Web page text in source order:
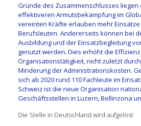
Gründe des Zusammenschlusses
effektiveren Armutsbekämpfung im
vereinten Kräfte erlauben mehr
Berufsleuten. Andererseits können bei
Ausbildung und der Einsatzbegleitung
genutzt werden. Dies erhöht die
Organisationstätigkeit, nicht zuletzt
Minderung der Administrationskosten.
sich ab 2020 rund 110 Fachleute im
Schweiz ist die neue Organisation
Geschäftsstellen in Luzern, Bellinzona
Die Stelle in Deutschland wird aufgelöst